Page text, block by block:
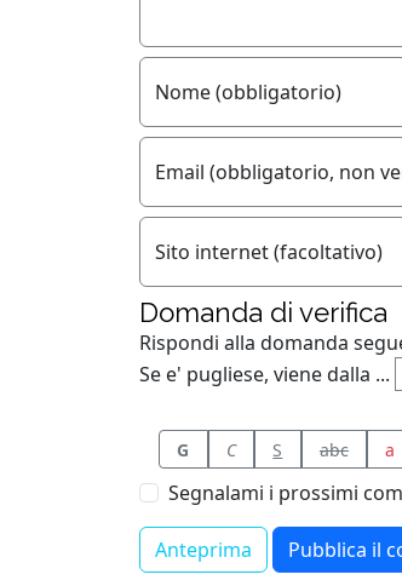
Nome (obbligatorio)
Email (obbligatorio, non
Sito internet (facoltativo)
Domanda di verifica
Rispondi alla domanda
Se e' pugliese, viene dalla ...
G C S abc a
Segnalami i prossimi